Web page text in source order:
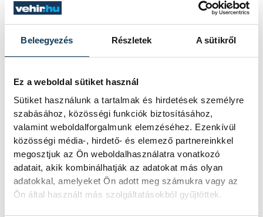
Beleegyezés Részletek A sütikről
Ez a weboldal sütiket használ
Sütiket használunk a tartalmak és hirdetések személyre
szabásához, közösségi funkciók biztosításához,
valamint weboldalforgalmunk elemzéséhez. Ezenkívül
közösségi média-, hirdető- és elemező partnereinkkel
megosztjuk az Ön weboldalhasználatra vonatkozó
adatait, akik kombinálhatják az adatokat más olyan
adatokkal, amelyeket Ön adott meg számukra vagy az
Ön által használt más szolgáltatásokból gyűjtöttek.
KÖZÉLET
Megszelídítették a
sárkányokat